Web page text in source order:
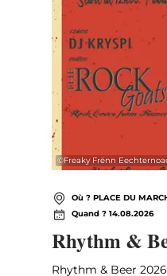
©Freaky Frënn
Où ? PLACE DU
Quand ? 14.08.2026
Rhythm &
Rhythm & Beer 2026